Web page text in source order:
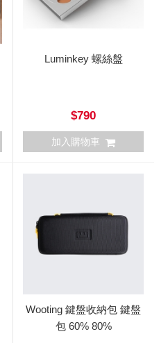
Luminkey 螺絲盤
$790
加入購物車
Wooting 鍵盤收納包 鍵盤
包 60% 80%